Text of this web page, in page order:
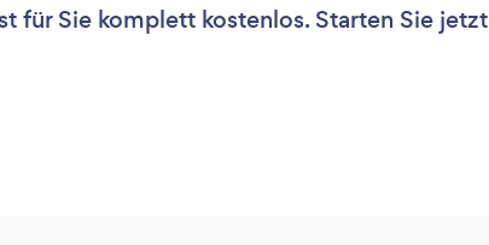
für Sie komplett kostenlos. Starten Sie jetzt